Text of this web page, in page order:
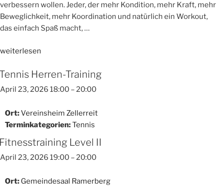
verbessern wollen. Jeder, der mehr Kondition, mehr Kraft, mehr
Beweglichkeit, mehr Koordination und natürlich ein Workout,
das einfach Spaß macht, …
„Fitnesstraining
I“
weiterlesen
Herren-Training
April 23, 2026 18:00 –20:00
Ort:Vereinsheim Zellerreit
Terminkategorien:Tennis
Level II
April 23, 2026 19:00 –20:00
Ort: Gemeindesaal Ramerberg